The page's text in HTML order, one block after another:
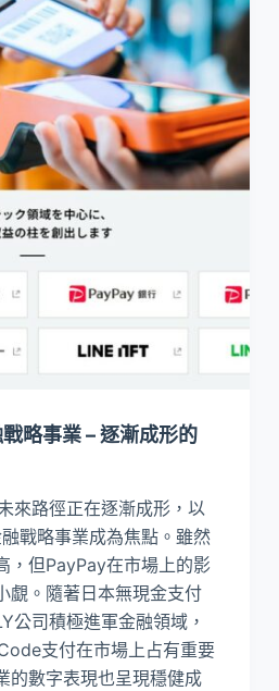
略事業 – 逐漸成形的
來路徑正在逐漸成形，以
戰略事業成為焦點。雖然
，但PayPay在市場上的影
覷。隨著日本無現金支付
公司積極進軍金融領域，
支付在市場上占有重要
的數字表現也呈現穩健成